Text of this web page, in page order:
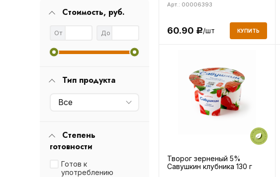
Стоимость, руб.
От До
Тип продукта
Все
Степень
готовности
Готов к
употреблению
Арт.: 00006393
60.90 Р/шт КУПИТЬ
Творог зерненый 5%
Савушкин клубника 130 г